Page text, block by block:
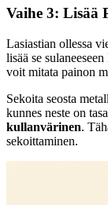
Vaihe 3: Lisää
Lasiastian ollessa
lisää se
voit mitata painon
Sekoita seosta
kunnes neste on
kullanvärinen.
sekoittaminen.